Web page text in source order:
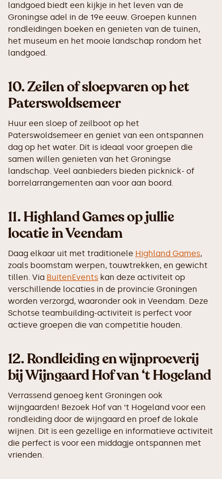
landgoed biedt een kijkje in het leven van de
Groningse adel in de 19e eeuw. Groepen kunnen
rondleidingen boeken en genieten van de tuinen,
het museum en het mooie landschap rondom het
landgoed.
10.Zeilen of sloepvaren op het
Paterswoldsemeer
Huur een sloep of zeilboot op het
Paterswoldsemeer en geniet van een ontspannen
dag op het water. Dit is ideaal voor groepen die
samen willen genieten van het Groningse
landschap. Veel aanbieders bieden picknick- of
borrelarrangementen aan voor aan boord.
11.Highland Games op jullie
locatie in Veendam
Daag elkaar uit met traditionele Highland Games,
zoals boomstam werpen, touwtrekken, en gewicht
tillen. Via BuitenEvents kan deze activiteit op
verschillende locaties in de provincie Groningen
worden verzorgd, waaronder ook in Veendam. Deze
Schotse teambuilding-activiteit is perfect voor
actieve groepen die van competitie houden.
12.Rondleiding en wijnproeverij
bij Wijngaard Hof van ‘t Hogeland
Verrassend genoeg kent Groningen ook
wijngaarden! Bezoek Hof van ‘t Hogeland voor een
rondleiding door de wijngaard en proef de lokale
wijnen. Dit is een gezellige en informatieve activiteit
die perfect is voor een middagje ontspannen met
vrienden.